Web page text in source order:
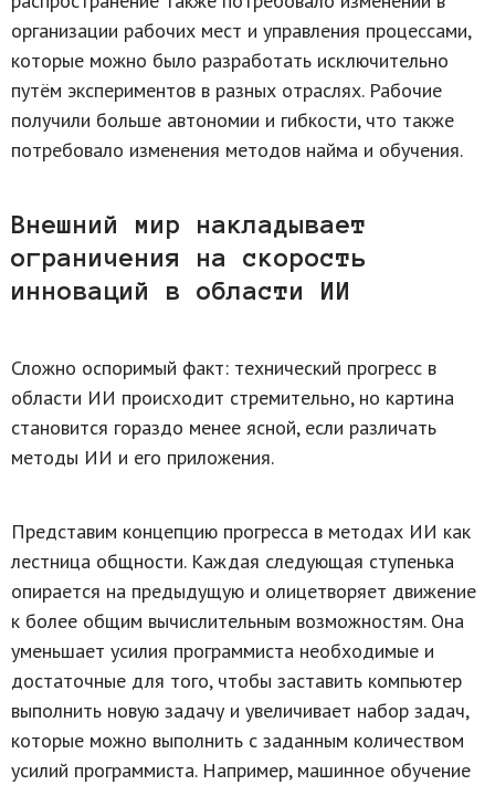
организации рабочих мест и управления процессами,
которые можно было разработать исключительно
путём экспериментов в разных отраслях. Рабочие
получили больше автономии и гибкости, что также
потребовало изменения методов найма и обучения.
Внешний мир накладывает
ограничения на скорость
инноваций в области ИИ
Сложно оспоримый факт: технический прогресс в
области ИИ происходит стремительно, но картина
становится гораздо менее ясной, если различать
методы ИИ и его приложения.
Представим концепцию прогресса в методах ИИ как
лестница общности. Каждая следующая ступенька
опирается на предыдущую и олицетворяет движение
к более общим вычислительным возможностям. Она
уменьшает усилия программиста необходимые и
достаточные для того, чтобы заставить компьютер
выполнить новую задачу и увеличивает набор задач,
которые можно выполнить с заданным количеством
усилий программиста. Например, машинное обучение